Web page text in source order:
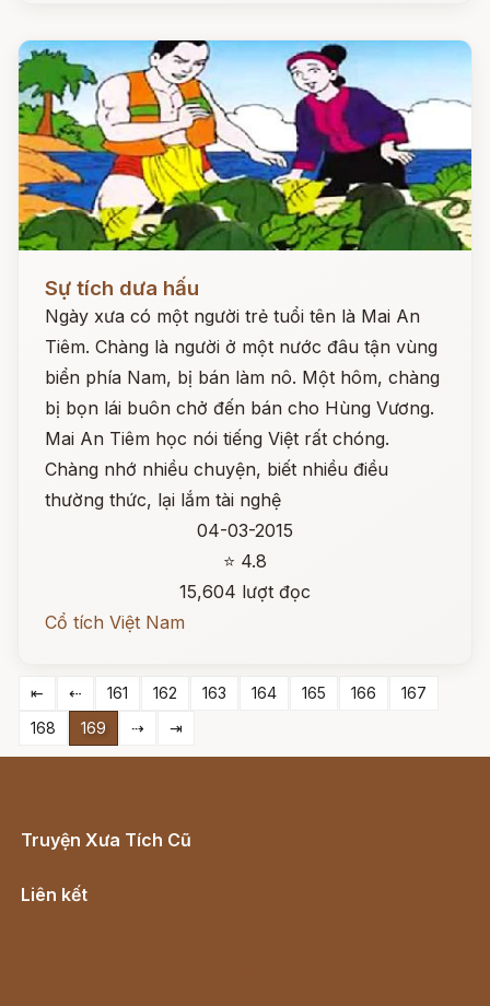
Sự tích dưa hấu
Ngày xưa có một người trẻ tuổi tên là Mai An
Tiêm. Chàng là người ở một nước đâu tận vùng
biển phía Nam, bị bán làm nô. Một hôm, chàng
bị bọn lái buôn chở đến bán cho Hùng Vương.
Mai An Tiêm học nói tiếng Việt rất chóng.
Chàng nhớ nhiều chuyện, biết nhiều điều
thường thức, lại lắm tài nghệ
04-03-2015
⭐ 4.8
15,604 lượt đọc
Cổ tích Việt Nam
⇤ ⇠ 161 162 163 164 165 166
167
168
169 ⇢ ⇥
Truyện Xưa Tích Cũ
Liên kết